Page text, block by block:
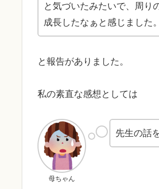
と気づいたみたいで、周り
成長したなぁと感じました。
と報告がありました。
私の素直な感想としては
母ちゃん
先生の話